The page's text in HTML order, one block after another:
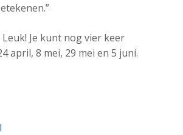
Je kunt nog vier keer
april, 8 mei, 29 mei en 5 juni.